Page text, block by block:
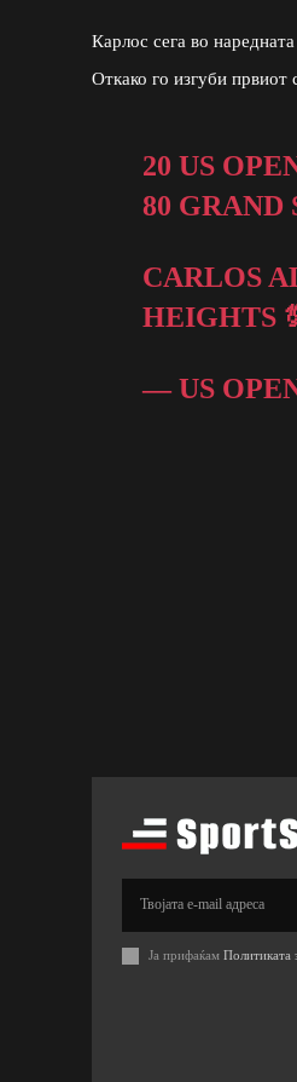
Карлос сега во
Откако го изгуби првиот
20 US
80 GRAND
CARLOS
HEIGHTS
— US
Ја прифаќам Политиката